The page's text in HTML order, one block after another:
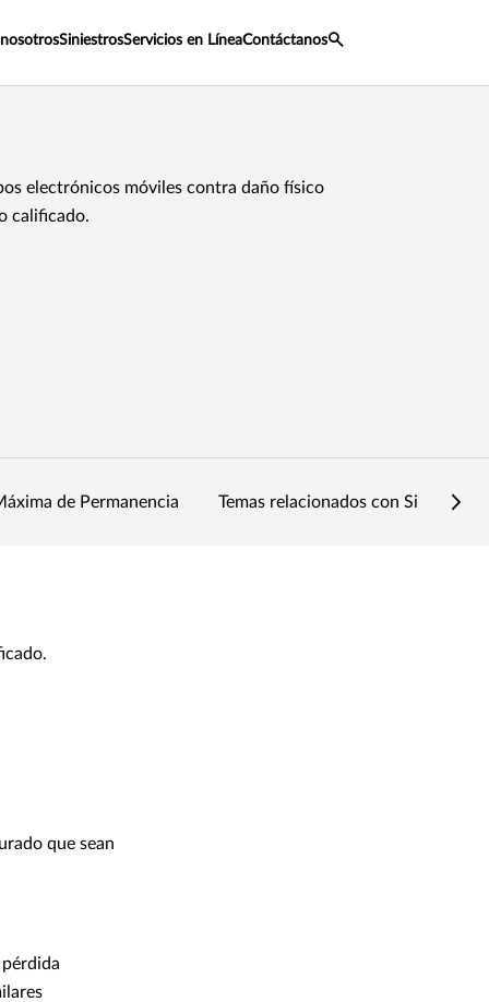
SiniestrosServicios en LíneaContáctanos
electrónicos móviles contra daño físico
calificado.
de Permanencia Temas relacionados con Siniestros
que sean